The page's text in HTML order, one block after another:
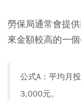
勞保局通常會提
來金額較高的一個
公式A：平均月
3,000元。